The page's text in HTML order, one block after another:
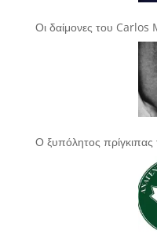
Οι δαίμονες του Carlos
Ο ξυπόλητος πρίγκιπας